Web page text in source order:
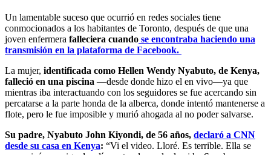
Un lamentable suceso que ocurrió en redes sociales tiene
conmocionados a los habitantes de Toronto, después de que una
joven enfermera falleciera cuando se encontraba haciendo una
transmisión en la plataforma de Facebook.
La mujer, identificada como Hellen Wendy Nyabuto, de Kenya,
falleció en una piscina —desde donde hizo el en vivo—ya que
mientras iba interactuando con los seguidores se fue acercando sin
percatarse a la parte honda de la alberca, donde intentó mantenerse a
flote, pero le fue imposible y murió ahogada al no poder salvarse.
Su padre, Nyabuto John Kiyondi, de 56 años, declaró a CNN
desde su casa en Kenya: “Vi el video. Lloré. Es terrible. Ella se